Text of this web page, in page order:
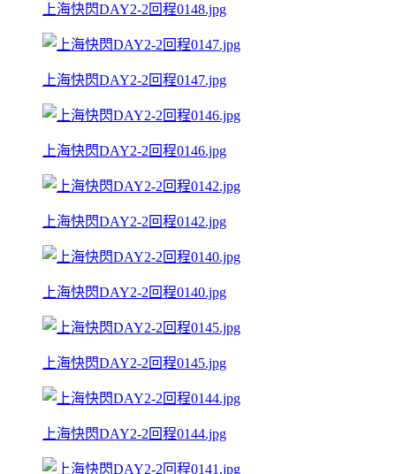
上海快閃DAY2-2回程0148.jpg
上海快閃DAY2-2回程0147.jpg
上海快閃DAY2-2回程0146.jpg
上海快閃DAY2-2回程0142.jpg
上海快閃DAY2-2回程0140.jpg
上海快閃DAY2-2回程0145.jpg
上海快閃DAY2-2回程0144.jpg